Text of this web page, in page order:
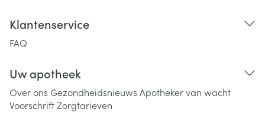
Klantenservice
FAQ
Uw apotheek
Over ons Gezondheidsnieuws Apotheker van wacht
VoorschriftZorgtarieven